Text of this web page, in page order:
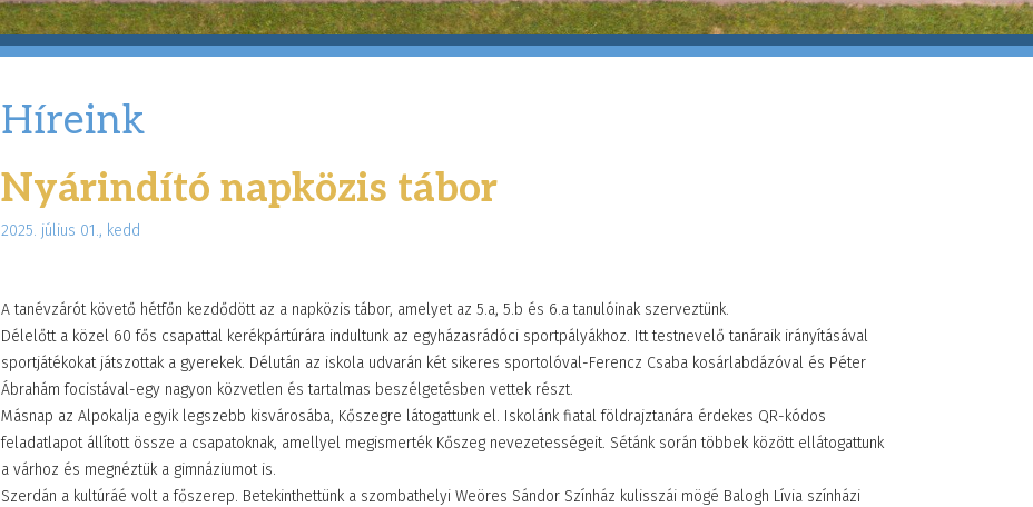
Híreink
Nyárindító napközis tábor
2025. július 01., kedd
A tanévzárót követő hétfőn kezdődött az a napközis tábor, amelyet az 5.a, 5.b és 6.a tanulóinak szerveztünk.
Délelőtt a közel 60 fős csapattal kerékpártúrára indultunk az egyházasrádóci sportpályákhoz. Itt testnevelő tanáraik irányításával
sportjátékokat játszottak a gyerekek. Délután az iskola udvarán két sikeres sportolóval-Ferencz Csaba kosárlabdázóval és Péter
Ábrahám focistával-egy nagyon közvetlen és tartalmas beszélgetésben vettek részt.
Másnap az Alpokalja egyik legszebb kisvárosába, Kőszegre látogattunk el. Iskolánk fiatal földrajztanára érdekes QR-kódos
feladatlapot állított össze a csapatoknak, amellyel megismerték Kőszeg nevezetességeit. Sétánk során többek között ellátogattunk
a várhoz és megnéztük a gimnáziumot is.
Szerdán a kultúráé volt a főszerep. Betekinthettünk a szombathelyi Weöres Sándor Színház kulisszái mögé Balogh Lívia színházi